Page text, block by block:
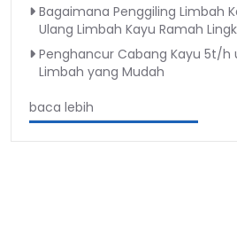
Bagaimana Penggiling Limbah
Ulang Limbah Kayu Ramah
Penghancur Cabang Kayu 5t/h
Limbah yang Mudah
baca lebih